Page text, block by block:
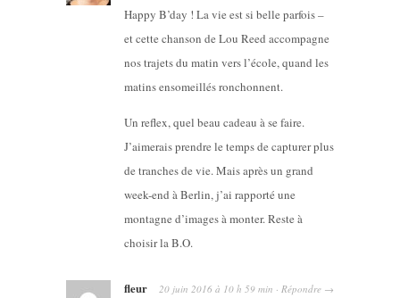
Happy B’day ! La vie est si belle parfois –
et cette chanson de Lou Reed accompagne
nos trajets du matin vers l’école, quand les
matins ensomeillés ronchonnent.
Un reflex, quel beau cadeau à se faire.
J’aimerais prendre le temps de capturer plus
de tranches de vie. Mais après un grand
week-end à Berlin, j’ai rapporté une
montagne d’images à monter. Reste à
choisir la B.O.
fleur 20 juin 2016 à 10 h 59 min · Répondre →